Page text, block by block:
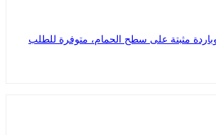
مثبتة على سطح الحمام، متوفرة للطلب